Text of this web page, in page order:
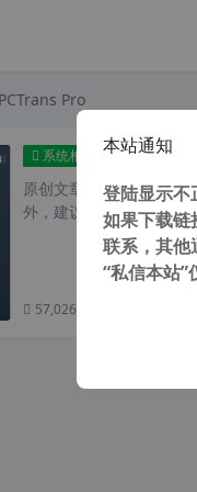
Pro
系统相关 软件搬家工具
原创文章，转载请注明
外，建议避开晚上的访问
57,026 次浏览
本站通知
登陆显示不
如果下载链
联系，其他
“私信本站